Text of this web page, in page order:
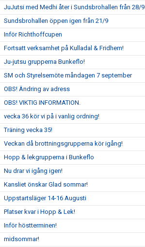
JuJutsi med Medhi åter i Sundsbrohallen från 28/9
Sundsbrohallen öppen igen från 21/9
Inför Richthoffcupen
Fortsatt verksamhet på Kulladal & Fridhem!
Ju-jutsu grupperna Bunkeflo!
SM och Styrelsemöte måndagen 7 september
OBS! Ändring av adress
OBS! VIKTIG INFORMATION.
vecka 36 kör vi på i vanlig ordning!
Träning vecka 35!
Veckan då brottningsgrupperna kör igång!
Hopp & lekgrupperna i Bunkeflo
Nu drar vi igång igen!
Kansliet önskar Glad sommar!
Uppstartsläger 14-16 Augusti
Platser kvar i Hopp & Lek!
Inför höstterminen!
midsommar!